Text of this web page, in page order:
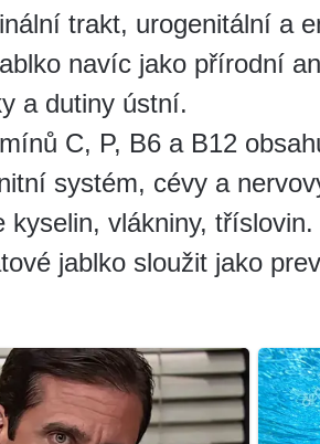
trakt, urogenitální a
navíc jako přírodní
a dutiny ústní.
C, P, B6 a B12
systém, cévy a
kyselin, vlákniny,
jablko sloužit jako